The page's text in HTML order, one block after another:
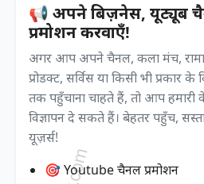
📢 अपने बिज़नेस, यूट्यूब
प्रमोशन करवाएँ!
अगर आप अपने चैनल, कला मंच,
प्रोडक्ट, सर्विस या किसी भी प्रकार
तक पहुँचाना चाहते हैं, तो आप हमारी
विज्ञापन दे सकते हैं। बेहतर पहुँच,
यूज़र्स!
🎯 Youtube चैनल प्रमोशन